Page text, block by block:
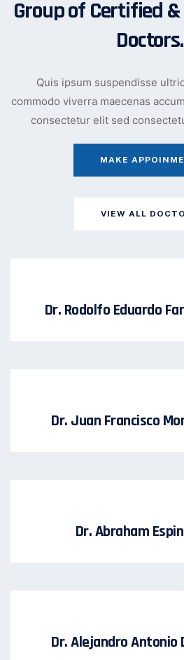
Group of Certified
Doctors.
Quis ipsum suspendisse
commodo viverra maecenas
consectetur elit sed
MAKE
VIEW ALL
Dr. Rodolfo Eduardo
Dr. Juan Francisco
Dr. Abraham
Dr. Alejandro Antonio